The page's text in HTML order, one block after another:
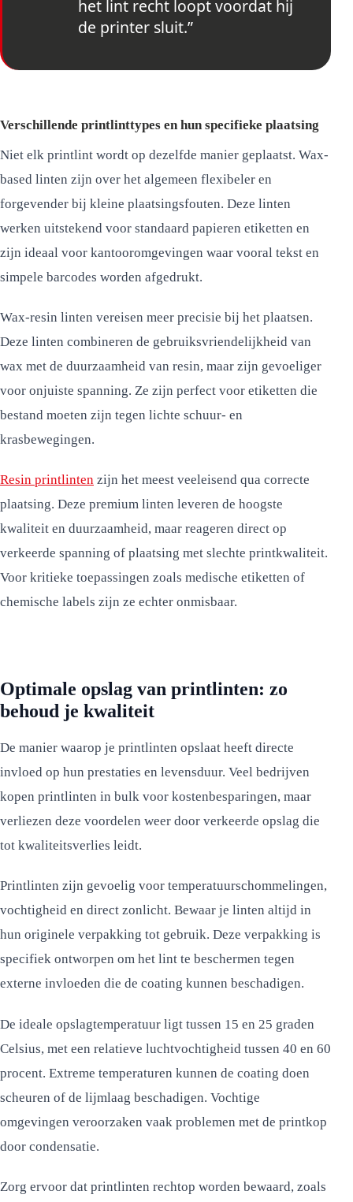
het lint recht loopt voordat hij
de printer sluit.”
Verschillende printlinttypes en hun specifieke plaatsing
Niet elk printlint wordt op dezelfde manier geplaatst. Wax-
based linten zijn over het algemeen flexibeler en
forgevender bij kleine plaatsingsfouten. Deze linten
werken uitstekend voor standaard papieren etiketten en
zijn ideaal voor kantooromgevingen waar vooral tekst en
simpele barcodes worden afgedrukt.
Wax-resin linten vereisen meer precisie bij het plaatsen.
Deze linten combineren de gebruiksvriendelijkheid van
wax met de duurzaamheid van resin, maar zijn gevoeliger
voor onjuiste spanning. Ze zijn perfect voor etiketten die
bestand moeten zijn tegen lichte schuur- en
krasbewegingen.
Resin printlinten zijn het meest veeleisend qua correcte
plaatsing. Deze premium linten leveren de hoogste
kwaliteit en duurzaamheid, maar reageren direct op
verkeerde spanning of plaatsing met slechte printkwaliteit.
Voor kritieke toepassingen zoals medische etiketten of
chemische labels zijn ze echter onmisbaar.
Optimale opslag van printlinten: zo
behoud je kwaliteit
De manier waarop je printlinten opslaat heeft directe
invloed op hun prestaties en levensduur. Veel bedrijven
kopen printlinten in bulk voor kostenbesparingen, maar
verliezen deze voordelen weer door verkeerde opslag die
tot kwaliteitsverlies leidt.
Printlinten zijn gevoelig voor temperatuurschommelingen,
vochtigheid en direct zonlicht. Bewaar je linten altijd in
hun originele verpakking tot gebruik. Deze verpakking is
specifiek ontworpen om het lint te beschermen tegen
externe invloeden die de coating kunnen beschadigen.
De ideale opslagtemperatuur ligt tussen 15 en 25 graden
Celsius, met een relatieve luchtvochtigheid tussen 40 en 60
procent. Extreme temperaturen kunnen de coating doen
scheuren of de lijmlaag beschadigen. Vochtige
omgevingen veroorzaken vaak problemen met de printkop
door condensatie.
Zorg ervoor dat printlinten rechtop worden bewaard, zoals